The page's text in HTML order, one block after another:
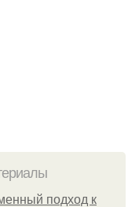
подход к